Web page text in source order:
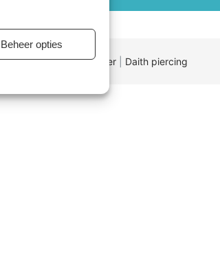
Beheer opties
Privacybeleid|Disclaimer| Daith piercing